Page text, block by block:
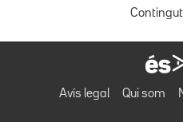
Avís legal Qui som